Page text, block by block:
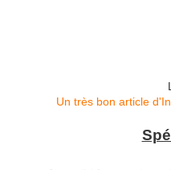
Un très bon article